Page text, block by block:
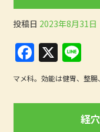
投稿日 2023年8月31日
F
a
c
e
X
n
e
マメ科。効能は健胃、整腸
経